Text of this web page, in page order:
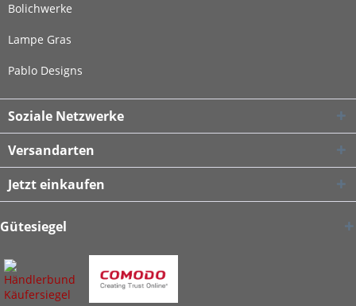
Bolichwerke
Lampe Gras
Pablo Designs
Soziale Netzwerke
Versandarten
Jetzt einkaufen
Gütesiegel